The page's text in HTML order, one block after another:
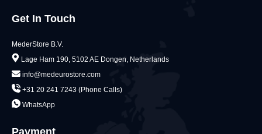
Get In Touch
MederStore B.V.
Lage Ham 190, 5102 AE Dongen, Netherlands
info@medeurostore.com
+31 20 241 7243 (Phone Calls)
WhatsApp
Payment